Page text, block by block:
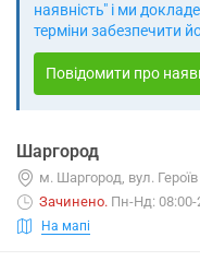
наявність" і ми
терміни забезпечити
Повідомити про
Шаргород
м. Шаргород, вул.
Зачинено. Пн-Нд: 08:00-
На мапі